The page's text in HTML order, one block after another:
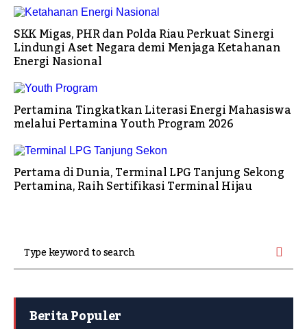
SKK Migas, PHR dan Polda Riau Perkuat Sinergi
Lindungi Aset Negara demi Menjaga Ketahanan
Energi Nasional
Pertamina Tingkatkan Literasi Energi Mahasiswa
melalui Pertamina Youth Program 2026
Pertama di Dunia, Terminal LPG Tanjung Sekong
Pertamina, Raih Sertifikasi Terminal Hijau
Berita Populer